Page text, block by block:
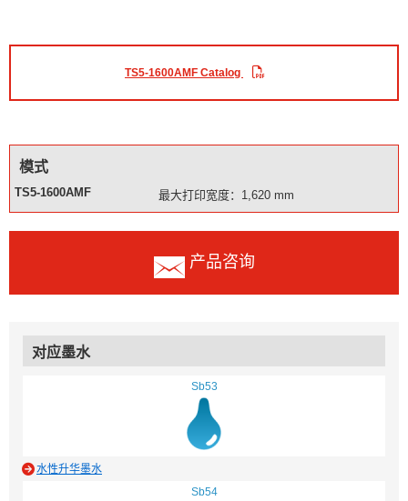
TS5-1600AMF Catalog
模式
TS5-1600AMF 最大打印宽度：1,620 mm
产品咨询
对应墨水
Sb53
水性升华墨水
Sb54